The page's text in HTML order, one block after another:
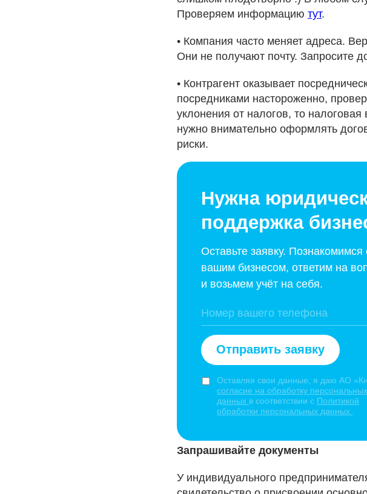
Проверяем информацию тут.
• Компания часто меняет адреса.
Они не получают почту. Запросите
• Контрагент оказывает
посредниками настороженно,
уклонения от налогов, то
нужно внимательно оформлять
риски.
Нужна
поддержка
Оставьте заявку. Познакомимся
вашим бизнесом, ответим на
и возьмем учёт на себя.
Отправить заявку
Оставляя свои данные, я даю АО
согласие на обработку персональных
данных в соответствии с Политикой
обработки персональных данных
Запрашивайте документы
У индивидуального